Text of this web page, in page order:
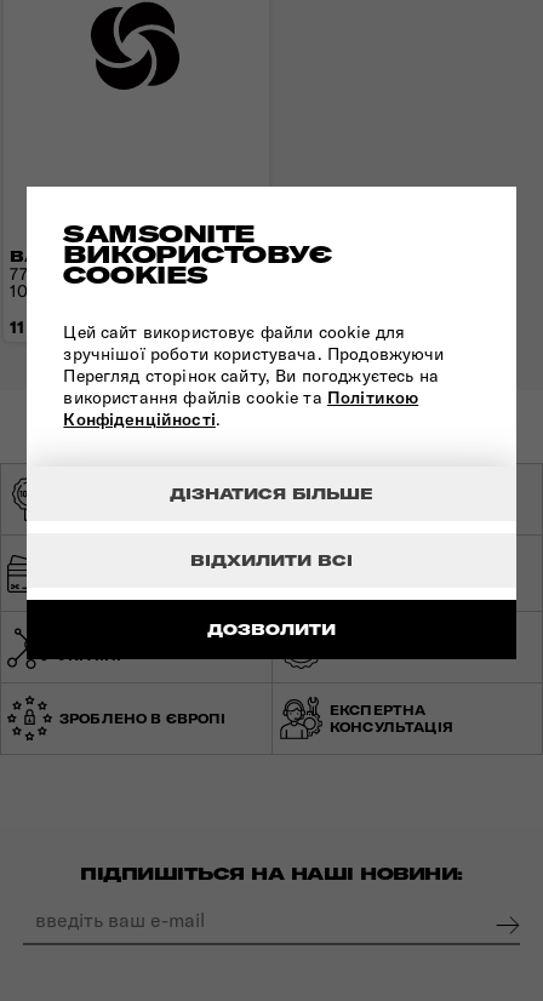
SAMSONITE
ВИКОРИСТОВУЄ
COOKIES
Цей сайт використовує файли cookie для
зручнішої роботи користувача. Продовжуючи
Перегляд сторінок сайту, Ви погоджуєтесь на
використання файлів cookie та Політикою
Конфіденційності.
ДОЗВОЛИТИ
ВІДХИЛИТИ ВСІ
ДІЗНАТИСЯ БІЛЬШЕ
ВАЛІЗА 77 СМ DASHPOP
77x50x30(34) см | 3,7 кг |
104(121) л
11 590 грн
ОРИГІНАЛЬНА
ЕКСКЛЮЗИВНИЙ
БЕЗПЕЧНА ОПЛАТА
ШВИДКА ТА
МЕРЕЖА МАГАЗИНІВ ПО
УКРАЇНІ
ЗРОБЛЕНО В ЄВРОПІ
ЕКСПЕРТНА
КОНСУЛЬТАЦІЯ
ПІДПИШІТЬСЯ НА НАШІ НОВИНИ: